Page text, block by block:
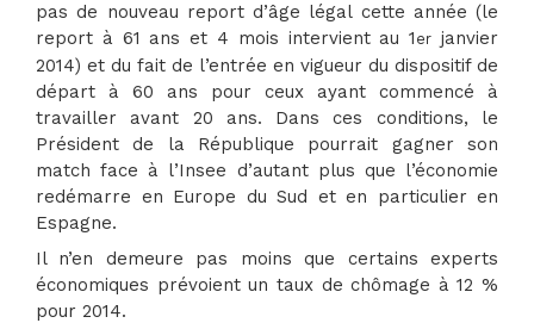
pas de nouveau report d’âge légal cette année (le
report à 61 ans et 4 mois intervient au 1 er janvier
2014) et du fait de l’entrée en vigueur du dispositif de
départ à 60 ans pour ceux ayant commencé à
travailler avant 20 ans. Dans ces conditions, le
Président de la République pourrait gagner son
match face à l’Insee d’autant plus que l’économie
redémarre en Europe du Sud et en particulier en
Espagne.
Il n’en demeure pas moins que certains experts
économiques prévoient un taux de chômage à 12 %
pour 2014.